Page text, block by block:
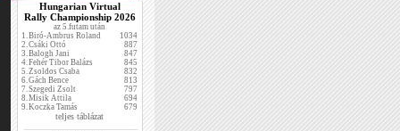
Hungarian Virtual
Rally Championship 2026
az 5.futam után
1.Biró-Ambrus Roland
1034
2.Csáki Ottó
887
3.Balogh Jani
847
4.Fehér Tibor Balázs
845
5.Zsoldos Csaba
832
6.Gách Bence
813
7.Szegedi Zsolt
797
8.Misik Attila
694
9.Koczka Tamás 679
teljes táblázat